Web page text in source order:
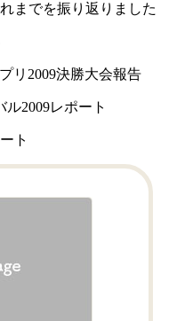
までを振り返りました
リ2009決勝大会報告
2009レポート
ト